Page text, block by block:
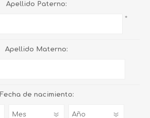
Apellido Paterno:
*
Apellido Materno:
Fecha de nacimiento: